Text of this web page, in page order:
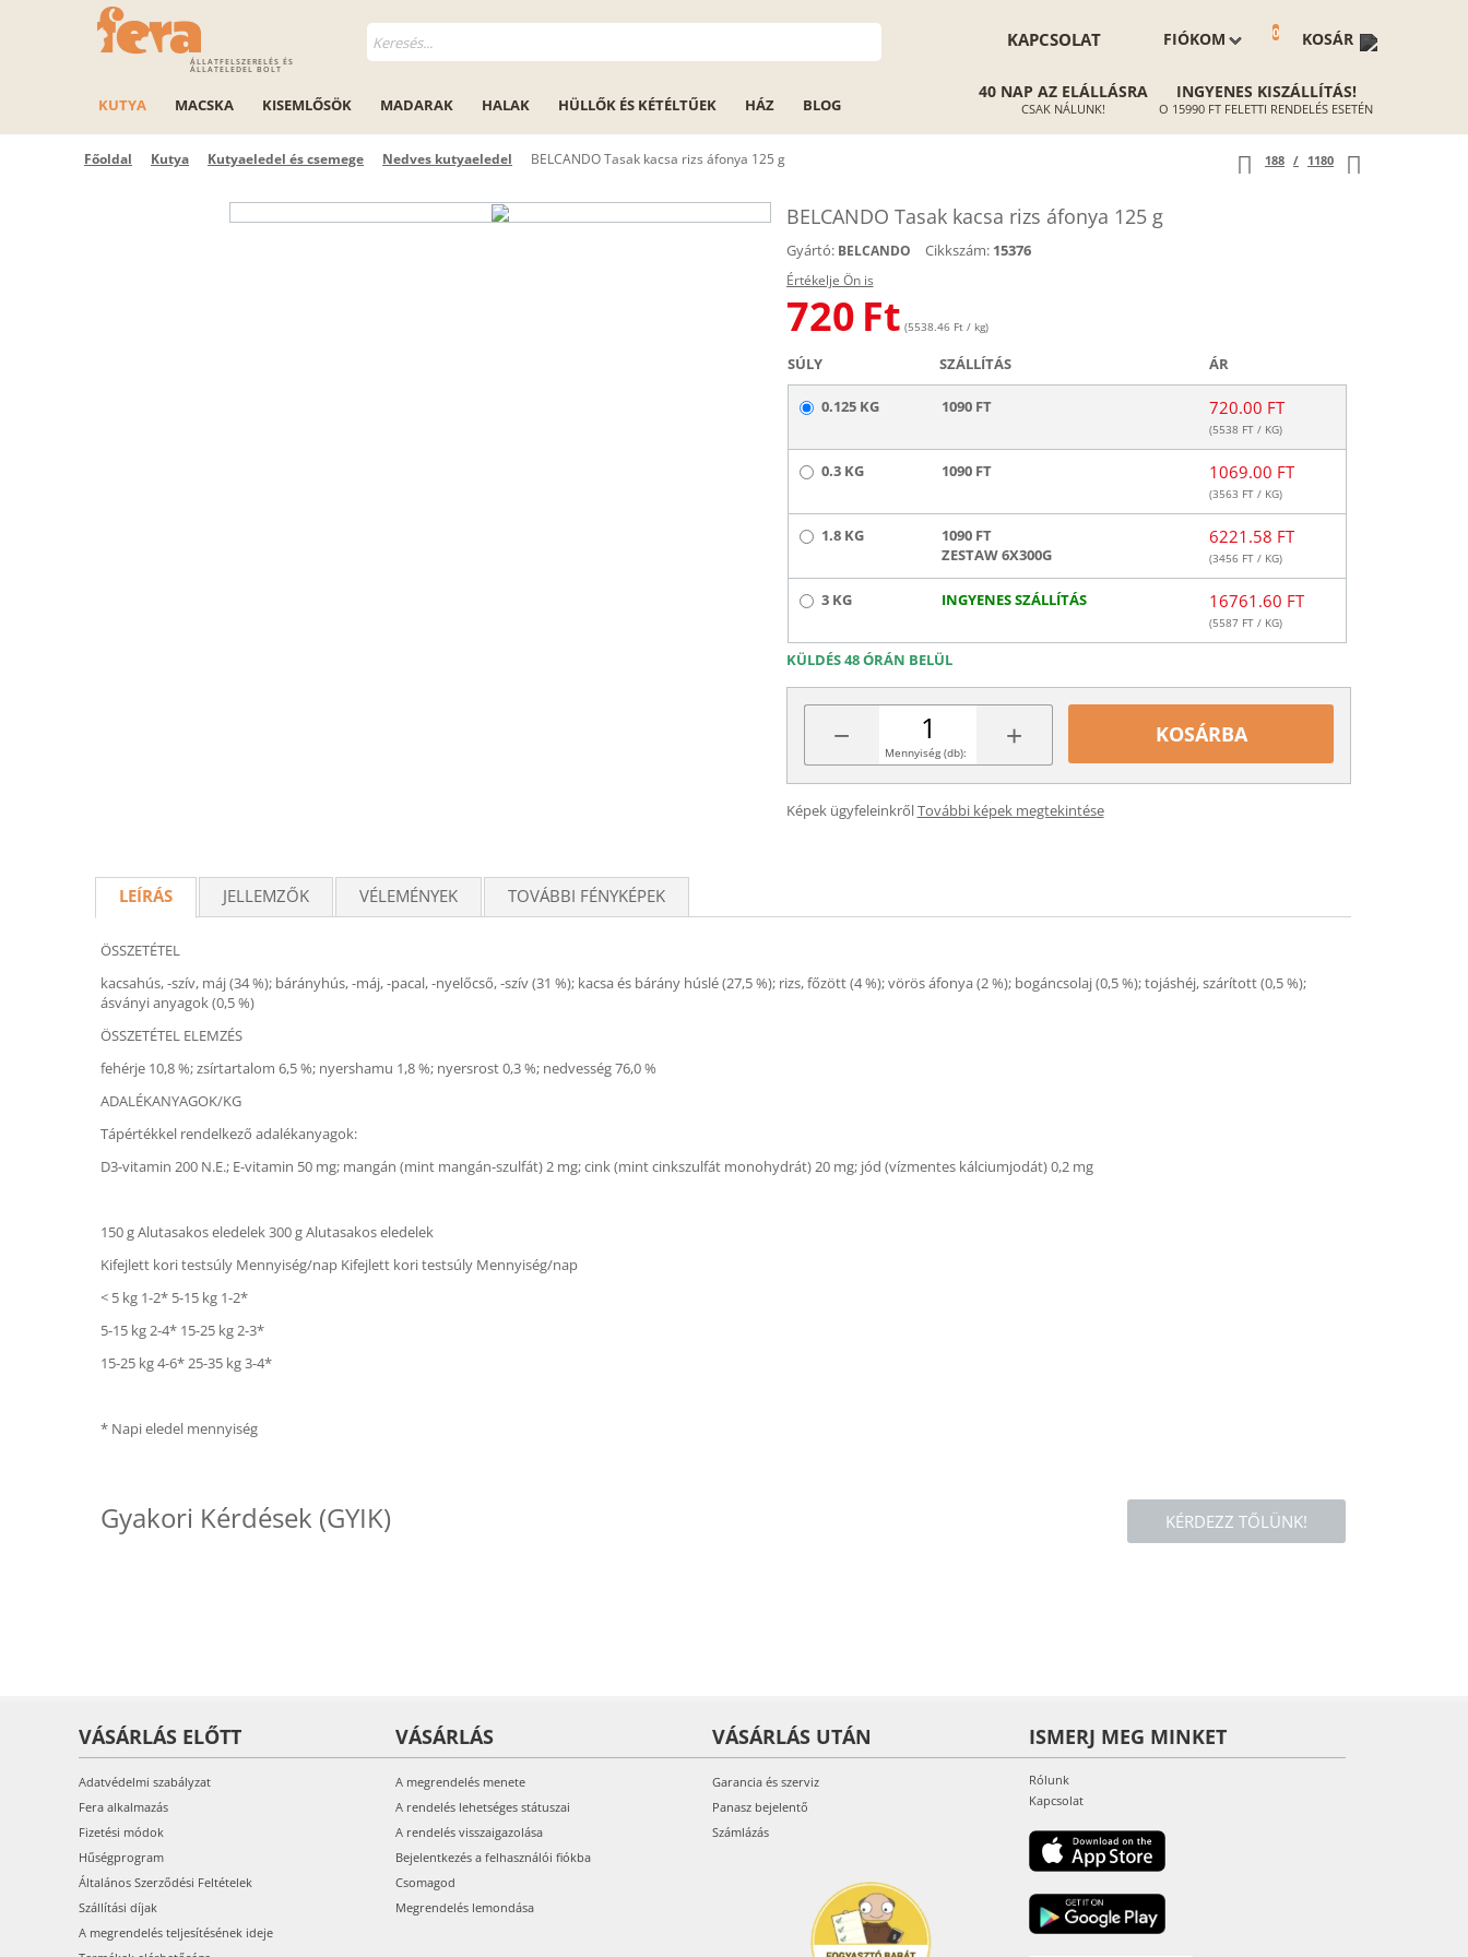
ÁLLATFELSZERELÉS ÉS
ÁLLATELEDEL BOLT
KOSÁR
0
FIÓKOM
KAPCSOLAT
KUTYA MACSKA KISEMLŐSÖK MADARAK HALAK HÜLLŐK ÉS KÉTÉLTŰEK HÁZ BLOG
40 NAP AZ ELÁLLÁSRA
CSAK NÁLUNK!
INGYENES KISZÁLLÍTÁS!
O 15990 FT FELETTI RENDELÉS ESETÉN
Főoldal Kutya Kutyaeledel és csemege Nedves kutyaeledel BELCANDO Tasak kacsa rizs áfonya 125 g 188 / 1180
BELCANDO Tasak kacsa rizs áfonya 125 g
Gyártó: BELCANDO Cikkszám: 15376
Értékelje Ön is
720 Ft (5538.46 Ft / kg)
SÚLY SZÁLLÍTÁS ÁR
0.125 KG 1090 FT 720.00 FT
(5538 FT / KG)
0.3 KG 1090 FT 1069.00 FT
(3563 FT / KG)
1.8 KG
1090 FT
ZESTAW 6X300G
6221.58 FT
(3456FT / KG)
3 KG INGYENES SZÁLLÍTÁS 16761.60 FT
(5587FT / KG)
KÜLDÉS 48 ÓRÁN BELÜL
− +
Mennyiség (db):
KOSÁRBA
Képek ügyfeleinkrőlTovábbi képek megtekintése
LEÍRÁS JELLEMZŐK VÉLEMÉNYEK TOVÁBBI FÉNYKÉPEK
ÖSSZETÉTEL
kacsahús, -szív, máj (34 %); bárányhús, -máj, -pacal, -nyelőcső, -szív (31 %); kacsa és bárány húslé (27,5 %); rizs, főzött (4 %); vörös áfonya (2 %); bogáncsolaj (0,5 %); tojáshéj, szárított (0,5 %);
ásványi anyagok (0,5 %)
ÖSSZETÉTEL ELEMZÉS
fehérje 10,8 %; zsírtartalom 6,5 %; nyershamu 1,8 %; nyersrost 0,3 %; nedvesség 76,0 %
ADALÉKANYAGOK/KG
Tápértékkel rendelkező adalékanyagok:
D3-vitamin 200 N.E.; E-vitamin 50 mg; mangán (mint mangán-szulfát) 2 mg; cink (mint cinkszulfát monohydrát) 20 mg; jód (vízmentes kálciumjodát) 0,2 mg
150 g Alutasakos eledelek 300 g Alutasakos eledelek
Kifejlett kori testsúly Mennyiség/nap Kifejlett kori testsúly Mennyiség/nap
< 5 kg 1-2* 5-15 kg 1-2*
5-15 kg 2-4* 15-25 kg 2-3*
15-25 kg 4-6* 25-35 kg 3-4*
* Napi eledel mennyiség
KÉRDEZZ TŐLÜNK!
Gyakori Kérdések (GYIK)
VÁSÁRLÁS ELŐTT
Adatvédelmi szabályzat
Fera alkalmazás
Fizetési módok
Hűségprogram
Általános Szerződési Feltételek
Szállítási díjak
A megrendelés teljesítésének ideje
VÁSÁRLÁS
A megrendelés menete
A rendelés lehetséges státuszai
A rendelés visszaigazolása
Bejelentkezés a felhasználói fiókba
Csomagod
Megrendelés lemondása
VÁSÁRLÁS UTÁN
Garancia és szerviz
Panasz bejelentő
Számlázás
ISMERJ MEG MINKET
Rólunk
Kapcsolat